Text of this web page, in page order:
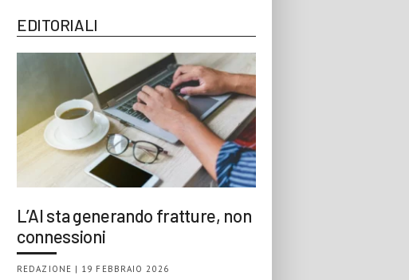
EDITORIALI
L’AI sta generando fratture, non
connessioni
REDAZIONE | 19 FEBBRAIO 2026